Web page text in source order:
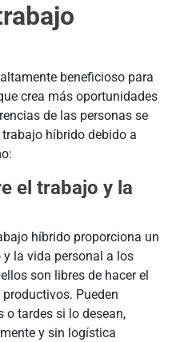
beneficioso para
crea más oportunidades
de las personas se
híbrido debido a
el trabajo y la
híbrido proporciona un
la vida personal a los
son libres de hacer el
Pueden
o tardes si lo desean,
y sin logística